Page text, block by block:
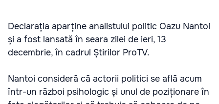
Declarația aparține analistului politic Oazu Nantoi
și a fost lansată în seara zilei de ieri, 13
decembrie, în cadrul Știrilor ProTV.
Nantoi consideră că actorii politici se află acum
într-un război psihologic și unul de poziționare în